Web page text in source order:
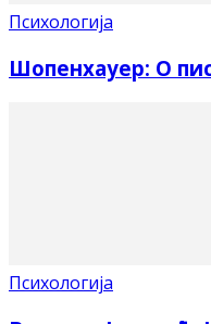
Психологија
Шопенхауер: О
Психологија